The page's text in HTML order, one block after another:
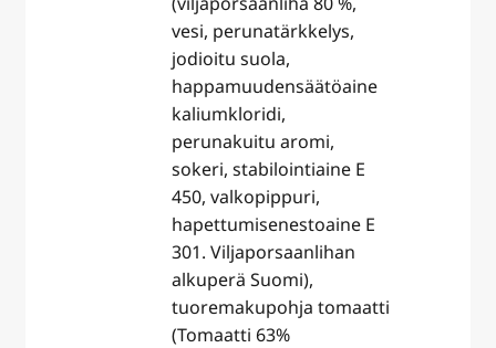
vesi, perunatärkkelys,
jodioitu suola,
happamuudensäätöaine
kaliumkloridi,
perunakuitu aromi,
sokeri, stabilointiaine E
450, valkopippuri,
hapettumisenestoaine E
301. Viljaporsaanlihan
alkuperä Suomi),
tuoremakupohja tomaatti
(Tomaatti 63%